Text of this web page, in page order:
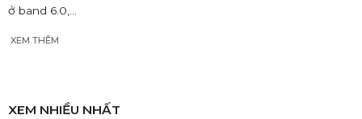
ở band 6.0,...
XEM THÊM
XEM NHIỀU NHẤT